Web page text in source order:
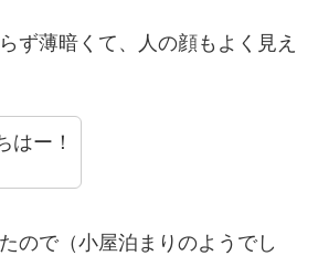
ず薄暗くて、人の顔もよく見え
はー！
ので（小屋泊まりのようでし